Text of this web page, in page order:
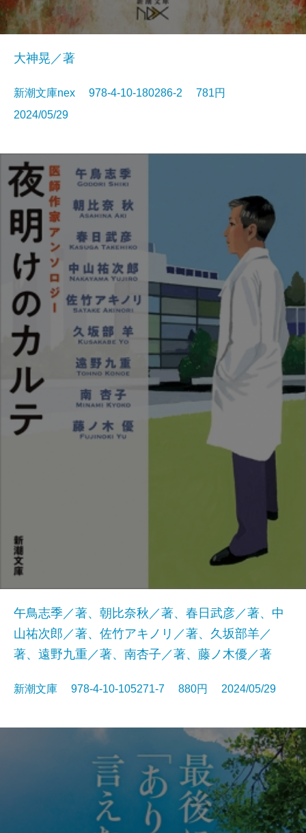
大神晃／著
新潮文庫nex 978-4-10-180286-2 781円
2024/05/29
午鳥志季／著、朝比奈秋／著、春日武彦／著、中
山祐次郎／著、佐竹アキノリ／著、久坂部羊／
著、遠野九重／著、南杏子／著、藤ノ木優／著
新潮文庫 978-4-10-105271-7 880円 2024/05/29